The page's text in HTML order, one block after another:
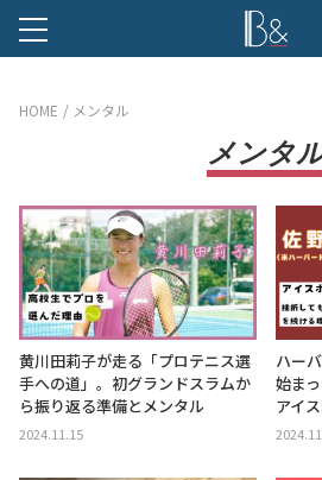
HOME メンタル
メンタ
黄川田莉子が走る「プロテニス選
手への道」。初グランドスラムか
ら振り返る準備とメンタル
2024.11.15
ハー
始ま
アイ